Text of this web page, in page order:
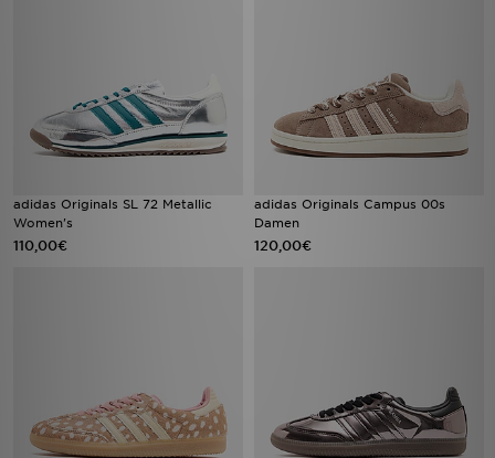
adidas Originals SL 72 Metallic
Women's
110,00€
adidas Originals Campus 00s
Damen
120,00€